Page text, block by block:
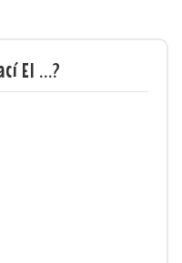
El ...?